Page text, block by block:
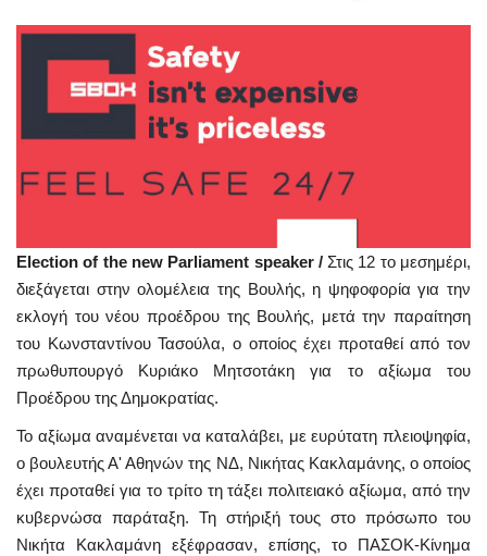
Election of the new Parliament speaker / Στις 12 το μεσημέρι,
διεξάγεται στην ολομέλεια της Βουλής, η ψηφοφορία για την
εκλογή του νέου προέδρου της Βουλής, μετά την παραίτηση
του Κωνσταντίνου Τασούλα, ο οποίος έχει προταθεί από τον
πρωθυπουργό Κυριάκο Μητσοτάκη για το αξίωμα του
Προέδρου της Δημοκρατίας.
Το αξίωμα αναμένεται να καταλάβει, με ευρύτατη πλειοψηφία,
ο βουλευτής Α' Αθηνών της ΝΔ, Νικήτας Κακλαμάνης, ο οποίος
έχει προταθεί για το τρίτο τη τάξει πολιτειακό αξίωμα, από την
κυβερνώσα παράταξη. Τη στήριξή τους στο πρόσωπο του
Νικήτα Κακλαμάνη εξέφρασαν, επίσης, το ΠΑΣΟΚ-Κίνημα